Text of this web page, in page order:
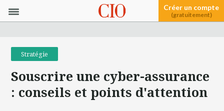
Créer un compte
(gratuitement)
Stratégie
Souscrire une cyber-assurance
: conseils et points d'attention